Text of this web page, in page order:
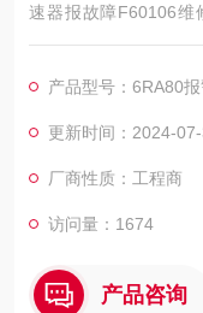
速器报故障F60106维
修,西门子6RA80调速
门子调速器6RA808
F60093维修，西门子
产品型号：6RA80
更新时间：2024-
厂商性质：工程商
访问量：1674
产品咨询